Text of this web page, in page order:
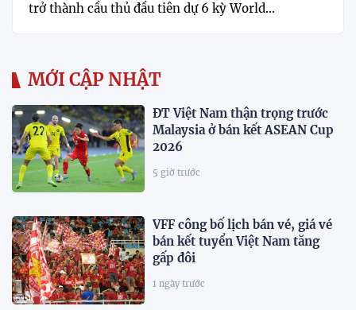
trở thành cầu thủ đầu tiên dự 6 kỳ World...
MỚI CẬP NHẬT
ĐT Việt Nam thận trọng trước
Malaysia ở bán kết ASEAN Cup
2026
5 giờ trước
VFF công bố lịch bán vé, giá vé
bán kết tuyển Việt Nam tăng
gấp đôi
1 ngày trước